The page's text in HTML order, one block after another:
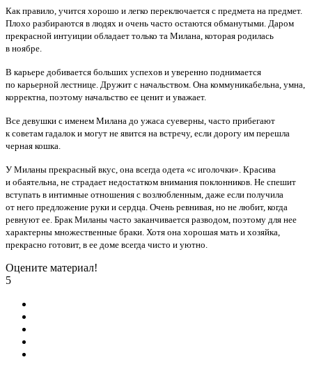
Как правило, учится хорошо и легко переключается с предмета на предмет.
Плохо разбираются в людях и очень часто остаются обманутыми. Даром
прекрасной интуиции обладает только та Милана, которая родилась
в ноябре.
В карьере добивается больших успехов и уверенно поднимается
по карьерной лестнице. Дружит с начальством. Она коммуникабельна, умна,
корректна, поэтому начальство ее ценит и уважает.
Все девушки с именем Милана до ужаса суеверны, часто прибегают
к советам гадалок и могут не явится на встречу, если дорогу им перешла
черная кошка.
У Миланы прекрасный вкус, она всегда одета «с иголочки». Красива
и обаятельна, не страдает недостатком внимания поклонников. Не спешит
вступать в интимные отношения с возлюбленным, даже если получила
от него предложение руки и сердца. Очень ревнивая, но не любит, когда
ревнуют ее. Брак Миланы часто заканчивается разводом, поэтому для нее
характерны множественные браки. Хотя она хорошая мать и хозяйка,
прекрасно готовит, в ее доме всегда чисто и уютно.
Оцените материал!
5